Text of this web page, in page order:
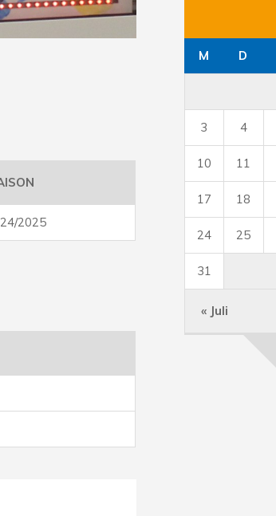
2025
M D
« Juli
3 4
10 11
17 18
24 25
31